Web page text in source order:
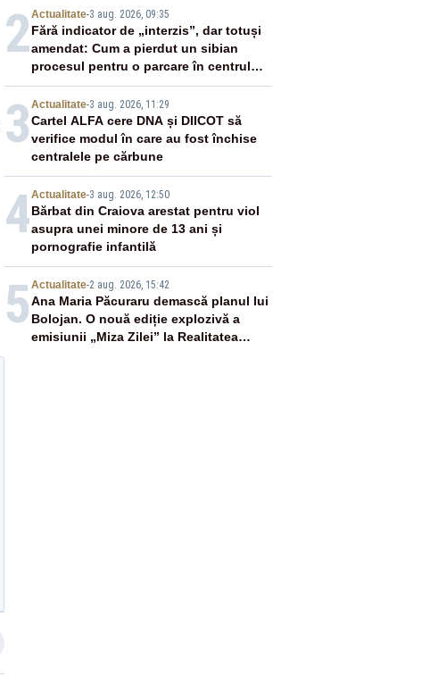
2Actualitate-3 aug. 2026, 09:35
Fără indicator de „interzis”, dar totuși
amendat: Cum a pierdut un sibian
procesul pentru o parcare în centrul
orașului
3 Actualitate-3 aug. 2026, 11:29
Cartel ALFA cere DNA și DIICOT să
verifice modul în care au fost închise
centralele pe cărbune
4Actualitate-3 aug. 2026, 12:50
Bărbat din Craiova arestat pentru viol
asupra unei minore de 13 ani și
pornografie infantilă
5 Actualitate-2 aug. 2026, 15:42
Ana Maria Păcuraru demască planul lui
Bolojan. O nouă ediție explozivă a
emisiunii „Miza Zilei” la Realitatea